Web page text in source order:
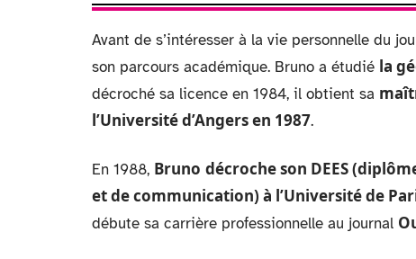
Avant de s’intéresser à la vie personnelle du
son parcours académique. Bruno a étudié la
décroché sa licence en 1984, il obtient sa
l’Université d’Angers en 1987.
En 1988, Bruno décroche son DEES
et de communication) à l’Université de
débute sa carrière professionnelle au journal